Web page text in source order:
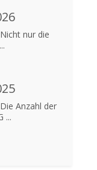
nur die
Anzahl der
...